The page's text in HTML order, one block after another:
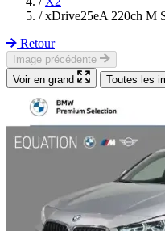
/ xDrive25eA 220ch M
Retour
Image précédente
Voir en grand
Toutes les